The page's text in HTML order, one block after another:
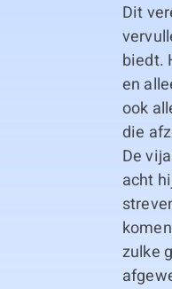
Dit
biedt.
en
ook
die
De
acht
zulke